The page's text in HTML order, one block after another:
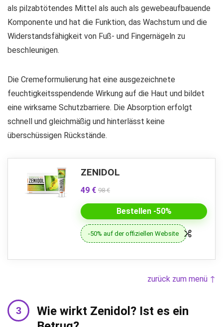
als pilzabtötendes Mittel als auch als gewebeaufbauende
Komponente und hat die Funktion, das Wachstum und die
Widerstandsfähigkeit von Fuß- und Fingernägeln zu
beschleunigen.
Die Cremeformulierung hat eine ausgezeichnete
feuchtigkeitsspendende Wirkung auf die Haut und bildet
eine wirksame Schutzbarriere. Die Absorption erfolgt
schnell und gleichmäßig und hinterlässt keine
überschüssigen Rückstände.
ZENIDOL
49 € 98 €
Bestellen -50%
-50% auf der offiziellen Website
zurück zum menü ↑
Wie wirkt Zenidol? Ist es ein